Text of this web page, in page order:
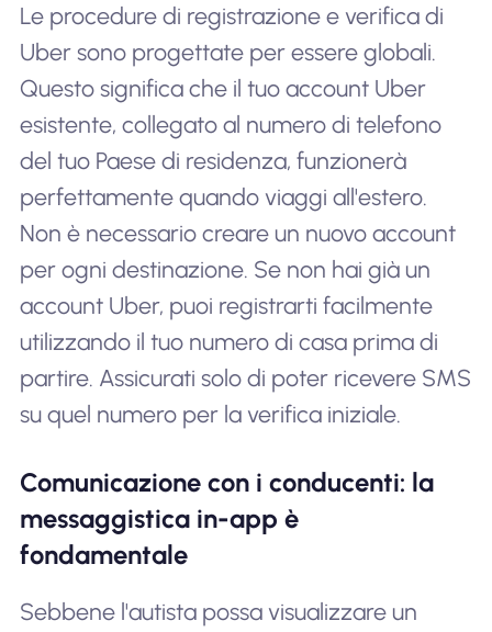
Le procedure di registrazione e verifica di
Uber sono progettate per essere globali.
Questo significa che il tuo account Uber
esistente, collegato al numero di telefono
del tuo Paese di residenza, funzionerà
perfettamente quando viaggi all'estero.
Non è necessario creare un nuovo account
per ogni destinazione. Se non hai già un
account Uber, puoi registrarti facilmente
utilizzando il tuo numero di casa prima di
partire. Assicurati solo di poter ricevere SMS
su quel numero per la verifica iniziale.
Comunicazione con i conducenti: la
messaggistica in-app è
fondamentale
Sebbene l'autista possa visualizzare un